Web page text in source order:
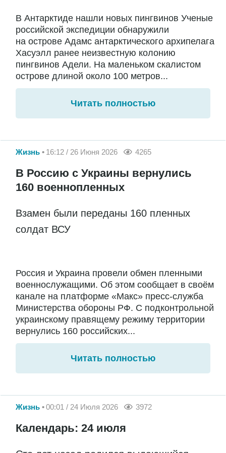
В Антарктиде нашли новых пингвинов Ученые
российской экспедиции обнаружили
на острове Адамс антарктического архипелага
Хасуэлл ранее неизвестную колонию
пингвинов Адели. На маленьком скалистом
острове длиной около 100 метров...
Читать полностью
Жизнь 16:12 / 26 Июня 2026 4265
В Россию с Украины вернулись
160 военнопленных
Взамен были переданы 160 пленных
солдат ВСУ
Россия и Украина провели обмен пленными
военнослужащими. Об этом сообщает в своём
канале на платформе «Макс» пресс-служба
Министерства обороны РФ. С подконтрольной
украинскому правящему режиму территории
вернулись 160 российских...
Читать полностью
Жизнь 00:01 / 24 Июля 2026 3972
Календарь: 24 июля